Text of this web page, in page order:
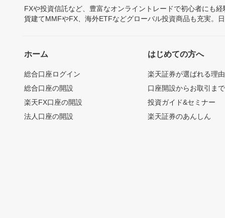
FXや投資信託など、豊富なオンライントレードで初心者にも
貨建てMMFやFX、海外ETFなどグローバル投資商品も充実。
ホーム
総合口座ログイン
総合口座の開設
楽天FX口座の開設
法人口座の開設
はじめての方へ
楽天証券が選ばれる理由
口座開設からお取引ま
投資ガイド&セミナー
楽天証券のあんしん